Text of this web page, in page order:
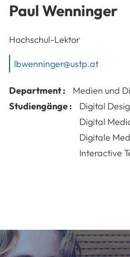
PaulWenninger
Hochschul-Lektor
lbwenninger@ustp.at
Department :
Medien und
Studiengänge :
Digital
Digital
Digitale
Interactive